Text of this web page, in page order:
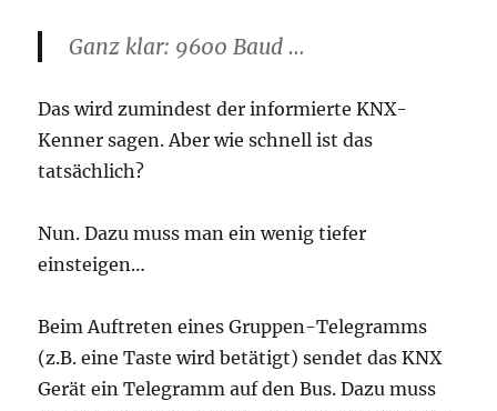
Ganz klar: 9600 Baud …
Das wird zumindest der informierte KNX-
Kenner sagen. Aber wie schnell ist das
tatsächlich?
Nun. Dazu muss man ein wenig tiefer
einsteigen…
Beim Auftreten eines Gruppen-Telegramms
(z.B. eine Taste wird betätigt) sendet das KNX
Gerät ein Telegramm auf den Bus. Dazu muss